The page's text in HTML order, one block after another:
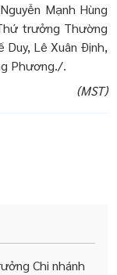
Mạnh Hùng
trưởng Thường
Lê Xuân Định,
Phương./.
(MST)
Chi nhánh